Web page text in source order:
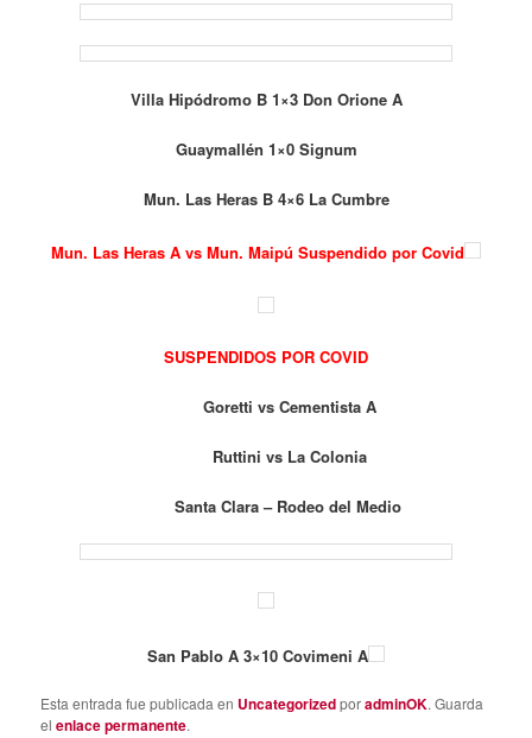
Villa Hipódromo B 1×3 Don Orione A
Guaymallén 1×0 Signum
Mun. Las Heras B 4×6 La Cumbre
Mun. Las Heras A vs Mun. Maipú Suspendido por Covid
SUSPENDIDOS POR COVID
Goretti vs Cementista A
Ruttini vs La Colonia
Santa Clara – Rodeo del Medio
San Pablo A 3×10 Covimeni A
Esta entrada fue publicada en UncategorizedporadminOK. Guarda
elenlace permanente.